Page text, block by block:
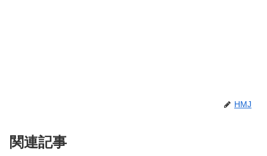
HMJ
関連記事